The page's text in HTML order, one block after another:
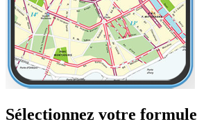
Sélectionnez votre formule